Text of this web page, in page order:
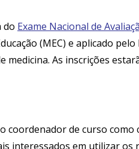
do Exame Nacional de
(MEC) e aplicado
As inscrições
de curso como
interessados em utilizar